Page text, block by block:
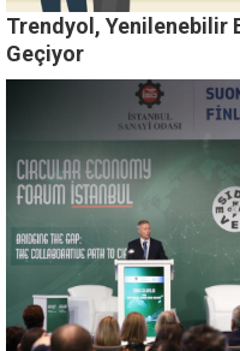
Trendyol, Yenilenebilir
Geçiyor